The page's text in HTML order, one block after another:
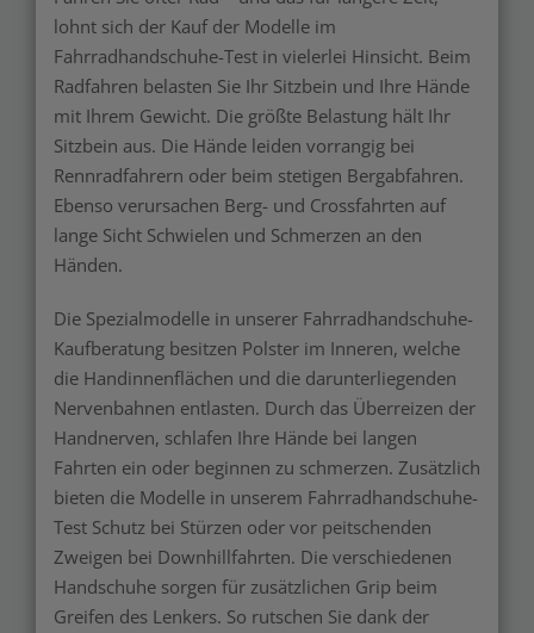
lohnt sich der Kauf der Modelle im
Fahrradhandschuhe-Test in vielerlei Hinsicht. Beim
Radfahren belasten Sie Ihr Sitzbein und Ihre Hände
mit Ihrem Gewicht. Die größte Belastung hält Ihr
Sitzbein aus. Die Hände leiden vorrangig bei
Rennradfahrern oder beim stetigen Bergabfahren.
Ebenso verursachen Berg- und Crossfahrten auf
lange Sicht Schwielen und Schmerzen an den
Händen.
Die Spezialmodelle in unserer Fahrradhandschuhe-
Kaufberatung besitzen Polster im Inneren, welche
die Handinnenflächen und die darunterliegenden
Nervenbahnen entlasten. Durch das Überreizen der
Handnerven, schlafen Ihre Hände bei langen
Fahrten ein oder beginnen zu schmerzen. Zusätzlich
bieten die Modelle in unserem Fahrradhandschuhe-
Test Schutz bei Stürzen oder vor peitschenden
Zweigen bei Downhillfahrten. Die verschiedenen
Handschuhe sorgen für zusätzlichen Grip beim
Greifen des Lenkers. So rutschen Sie dank der